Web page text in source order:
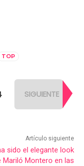
TOP
SIGUIENTE
Artículo siguiente
sido el elegante look
Mariló Montero en las